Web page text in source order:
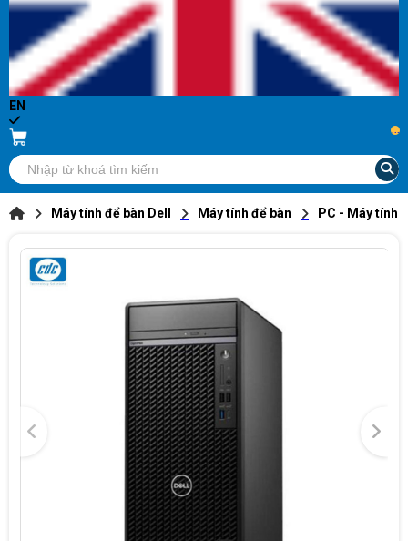
EN
...
Máy tính để bàn Dell Máy tính để bàn PC - Máy tính